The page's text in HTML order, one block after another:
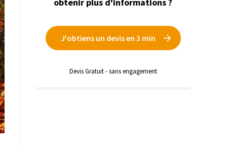
J'obtiens un devis en 3 min
Devis Gratuit - sans engagement